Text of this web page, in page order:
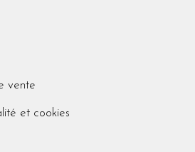
vente
et cookies